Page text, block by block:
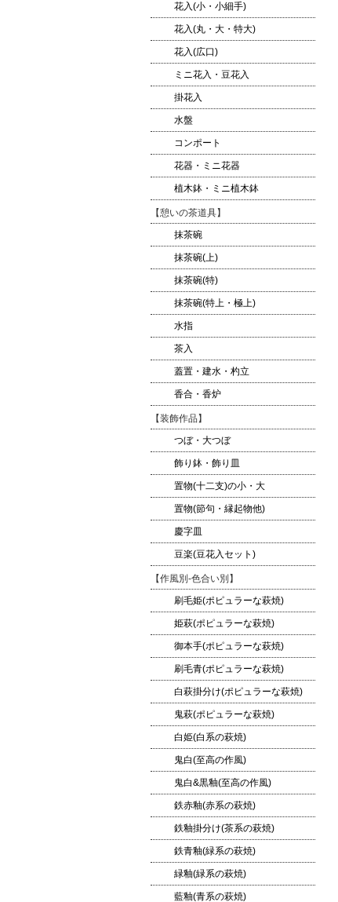
花入(小・小細手)
花入(丸・大・特大)
花入(広口)
ミニ花入・豆花入
掛花入
水盤
コンポート
花器・ミニ花器
植木鉢・ミニ植木鉢
【憩いの茶道具】
抹茶碗
抹茶碗(上)
抹茶碗(特)
抹茶碗(特上・極上)
水指
茶入
蓋置・建水・杓立
香合・香炉
【装飾作品】
つぼ・大つぼ
飾り鉢・飾り皿
置物(十二支)の小・大
置物(節句・縁起物他)
慶字皿
豆楽(豆花入セット)
【作風別-色合い別】
刷毛姫(ポピュラーな萩焼)
姫萩(ポピュラーな萩焼)
御本手(ポピュラーな萩焼)
刷毛青(ポピュラーな萩焼)
白萩掛分け(ポピュラーな萩焼)
鬼萩(ポピュラーな萩焼)
白姫(白系の萩焼)
鬼白(至高の作風)
鬼白&黒釉(至高の作風)
鉄赤釉(赤系の萩焼)
鉄釉掛分け(茶系の萩焼)
鉄青釉(緑系の萩焼)
緑釉(緑系の萩焼)
藍釉(青系の萩焼)